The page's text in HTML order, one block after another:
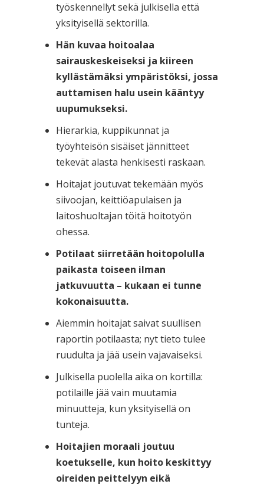
työskennellyt sekä julkisella että
yksityisellä sektorilla.
Hän kuvaa hoitoalaa
sairauskeskeiseksi ja kiireen
kyllästämäksi ympäristöksi, jossa
auttamisen halu usein kääntyy
uupumukseksi.
Hierarkia, kuppikunnat ja
työyhteisön sisäiset jännitteet
tekevät alasta henkisesti raskaan.
Hoitajat joutuvat tekemään myös
siivoojan, keittiöapulaisen ja
laitoshuoltajan töitä hoitotyön
ohessa.
Potilaat siirretään hoitopolulla
paikasta toiseen ilman
jatkuvuutta – kukaan ei tunne
kokonaisuutta.
Aiemmin hoitajat saivat suullisen
raportin potilaasta; nyt tieto tulee
ruudulta ja jää usein vajavaiseksi.
Julkisella puolella aika on kortilla:
potilaille jää vain muutamia
minuutteja, kun yksityisellä on
tunteja.
Hoitajien moraali joutuu
koetukselle, kun hoito keskittyy
oireiden peittelyyn eikä